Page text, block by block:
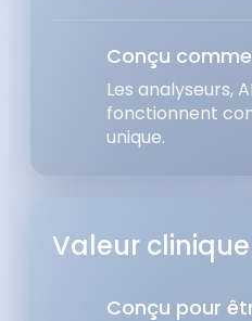
Conçu
Les analyseurs,
fonctionnent
unique.
Valeur clinique
Conçu pour